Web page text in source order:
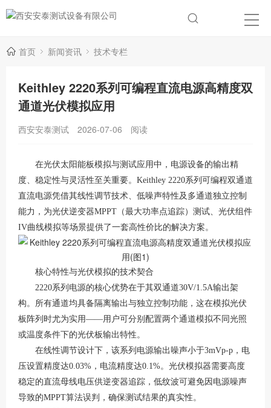
首页 新闻资讯 技术专栏
Keithley 2220系列可编程直流电源高精度双
通道光伏模拟应用
西安安泰测试 2026-07-06 阅读
在光伏太阳能板模拟与测试应用中，电源设备的输出精
度、稳定性与灵活性至关重要。 Keithley 2220系列可编程双通道
直流电源凭借其线性调节技术、低噪声特性及多通道独立控制
能力，为光伏逆变器MPPT（最大功率点追踪）测试、光伏组件
IV曲线模拟等场景提供了一套高性价比的解决方案。
核心特性与光伏模拟的技术契合
2220系列电源的核心优势在于其双通道30V/1.5A输出架
构。所有通道均具备隔离输出与独立控制功能，这在模拟光伏
板阵列时尤为实用——用户可分别配置两个通道模拟不同光照
或温度条件下的光伏板输出特性。
在线性调节设计下，该系列电源输出噪声小于3mVp-p，电
压设置精度达0.03%，电流精度达0.1%。光伏模拟器需要高度
稳定的直流母线电压供逆变器追踪，低纹波可避免因电源噪声
导致的MPPT算法误判，确保测试结果的真实性。